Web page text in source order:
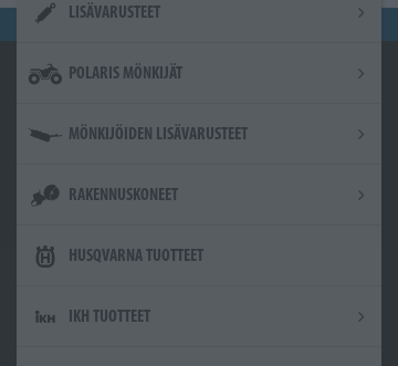
LISÄVARUSTEET
POLARIS MÖNKIJÄT
MÖNKIJÖIDEN LISÄVARUSTEET
RAKENNUSKONEET
HUSQVARNA TUOTTEET
IKH TUOTTEET